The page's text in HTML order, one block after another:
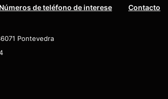
Números de teléfono de interese Contacto
Pontevedra